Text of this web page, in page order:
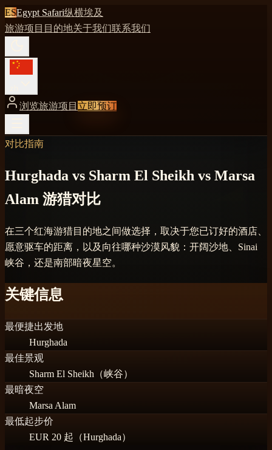
ESEgypt Safari纵横埃及
旅游项目 目的地关于我们联系我们
浏览旅游项目 立即预订
对比指南
Hurghada vs Sharm El Sheikh vs Marsa
Alam 游猎对比
在三个红海游猎目的地之间做选择，取决于您已订好的酒店、
愿意驱车的距离，以及向往哪种沙漠风貌：开阔沙地、Sinai
峡谷，还是南部暗夜星空。
关键信息
最便捷出发地
Hurghada
最佳景观
Sharm El Sheikh（峡谷）
最暗夜空
Marsa Alam
最低起步价
EUR 20 起（Hurghada）